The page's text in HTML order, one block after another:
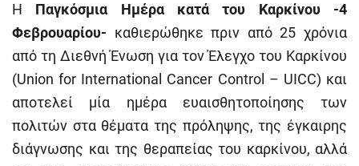
Η Παγκόσμια Ημέρα κατά του Καρκίνου -4
Φεβρουαρίου- καθιερώθηκε πριν από 25 χρόνια
από τη Διεθνή Ένωση για τον Έλεγχο του Καρκίνου
(Union for International Cancer Control – UICC) και
αποτελεί μία ημέρα ευαισθητοποίησης των
πολιτών στα θέματα της πρόληψης, της έγκαιρης
διάγνωσης και της θεραπείας του καρκίνου, αλλά